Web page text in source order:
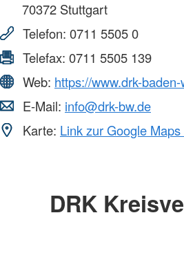
70372 Stuttgart
Telefon: 0711 5505 0
Telefax: 0711 5505 139
Web: https://www.drk-
E-Mail: info@drk-bw.de
Karte: Link zur Google
DRK